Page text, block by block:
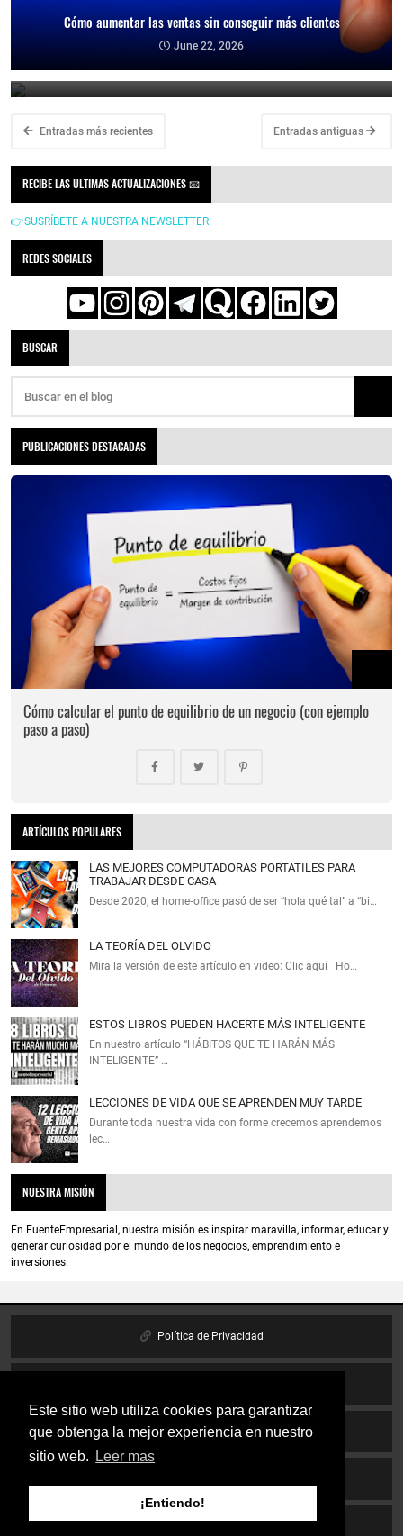
Este sitio web utiliza cookies para garantizar
que obtenga la mejor experiencia en nuestro
sitio web.
Leer mas
¡Entiendo!
Cómo aumentar las ventas sin conseguir más clientes
June 22, 2026
Cómo reducir la dependencia de un cliente y proteger tu negocio
June 21, 2026
Entradas más recientes Entradas antiguas
RECIBE LAS ULTIMAS ACTUALIZACIONES 📧
👉SUSRÍBETE A NUESTRA NEWSLETTER
REDES SOCIALES
BUSCAR
PUBLICACIONES DESTACADAS
Cómo calcular el punto de equilibrio de un negocio (con ejemplo
paso a paso)
ARTÍCULOS POPULARES
LAS MEJORES COMPUTADORAS PORTATILES PARA
TRABAJAR DESDE CASA
Desde 2020, el home‑office pasó de ser “hola qué tal” a “bi…
LA TEORÍA DEL OLVIDO
Mira la versión de este artículo en video: Clic aquí Ho…
ESTOS LIBROS PUEDEN HACERTE MÁS INTELIGENTE
En nuestro artículo “HÁBITOS QUE TE HARÁN MÁS
INTELIGENTE” …
LECCIONES DE VIDA QUE SE APRENDEN MUY TARDE
Durante toda nuestra vida con forme crecemos aprendemos
lec…
NUESTRA MISIÓN
En FuenteEmpresarial, nuestra misión es inspirar maravilla, informar, educar y
generar curiosidad por el mundo de los negocios, emprendimiento e
inversiones.
Política de Privacidad
Aviso Legal